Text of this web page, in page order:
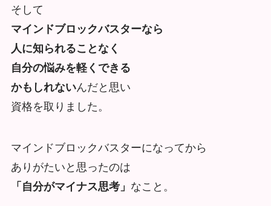
そして
マインドブロックバスターなら
人に知られることなく
自分の悩みを軽くできる
かもしれないんだと思い
資格を取りました。
マインドブロックバスターになってから
ありがたいと思ったのは
「自分がマイナス思考」 なこと。